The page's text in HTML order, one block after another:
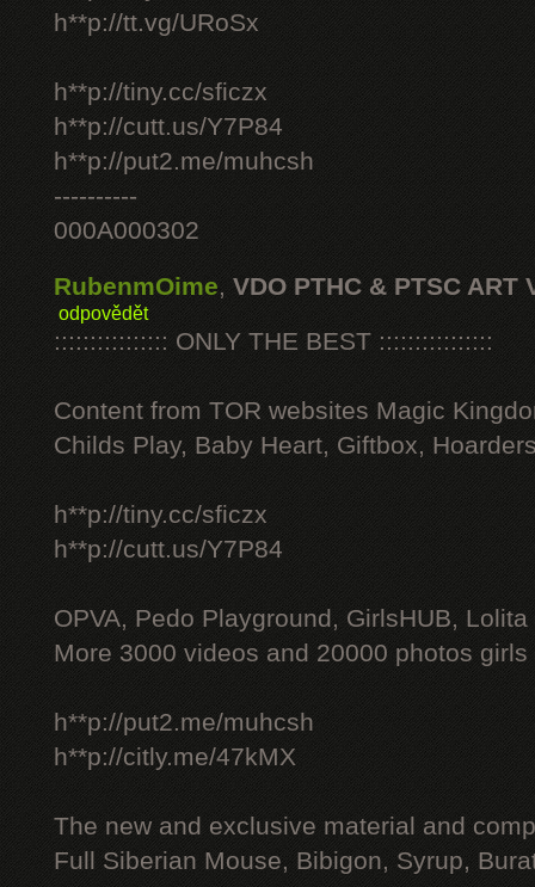
h**p://tt.vg/URoSx
h**p://tiny.cc/sficzx
h**p://cutt.us/Y7P84
h**p://put2.me/muhcsh
----------
000A000302
RubenmOime, VDO PTHC & PTSC ART
odpovědět
:::::::::::::::: ONLY THE BEST ::::::::::::::::
Content from TOR websites Magic
Childs Play, Baby Heart, Giftbox,
h**p://tiny.cc/sficzx
h**p://cutt.us/Y7P84
OPVA, Pedo Playground, GirlsHUB, Lolita
More 3000 videos and 20000 photos
h**p://put2.me/muhcsh
h**p://citly.me/47kMX
The new and exclusive material and
Full Siberian Mouse, Bibigon, Syrup,